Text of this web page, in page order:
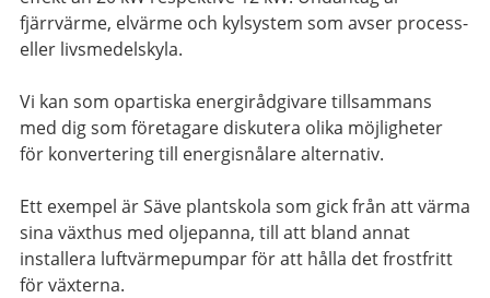
fjärrvärme, elvärme och kylsystem som avser process-
eller livsmedelskyla.
Vi kan som opartiska energirådgivare tillsammans
med dig som företagare diskutera olika möjligheter
för konvertering till energisnålare alternativ.
Ett exempel är Säve plantskola som gick från att värma
sina växthus med oljepanna, till att bland annat
installera luftvärmepumpar för att hålla det frostfritt
för växterna.